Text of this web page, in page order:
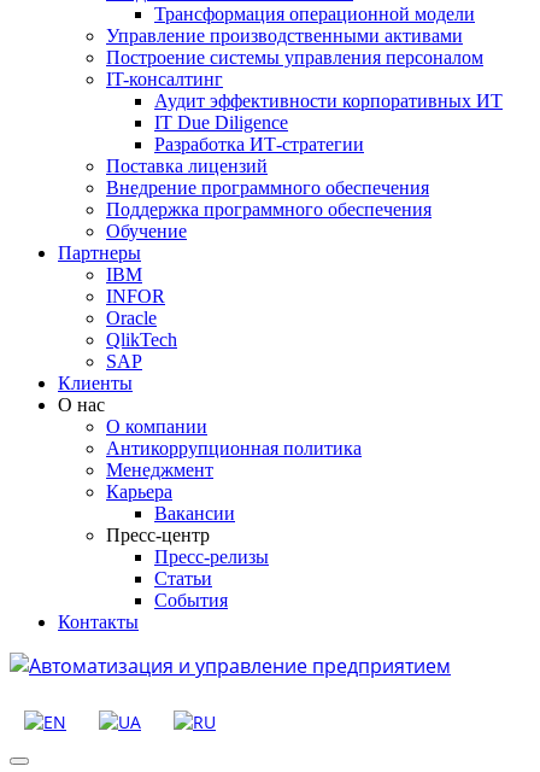
Трансформация операционной модели
Управление производственными активами
Построение системы управления персоналом
IT-консалтинг
Аудит эффективности корпоративных ИТ
IT Due Diligence
Разработка ИТ-стратегии
Поставка лицензий
Внедрение программного обеспечения
Поддержка программного обеспечения
Обучение
Партнеры
IBM
INFOR
Oracle
QlikTech
SAP
Клиенты
О нас
О компании
Антикоррупционная политика
Менеджмент
Карьера
Вакансии
Пресс-центр
Пресс-релизы
Статьи
События
Контакты